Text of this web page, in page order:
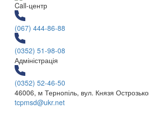
Call-центр
(067) 444-86-88
(0352) 51-98-08
Адміністрація
(0352) 52-46-50
46006, м Тернопіль, вул. Князя
tcpmsd@ukr.net